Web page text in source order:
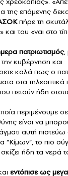
της επόμενης
πήρε τη
του «ναι στο
πατριωτισμός,
κυβέρνηση και
καλά πως ο
στα
πετούν ήδη
περιμένουμε
είναι να
αυτή πιστεύω
“Κίμων”, το πιο
ήδη τα νερά
εντόπισε ως